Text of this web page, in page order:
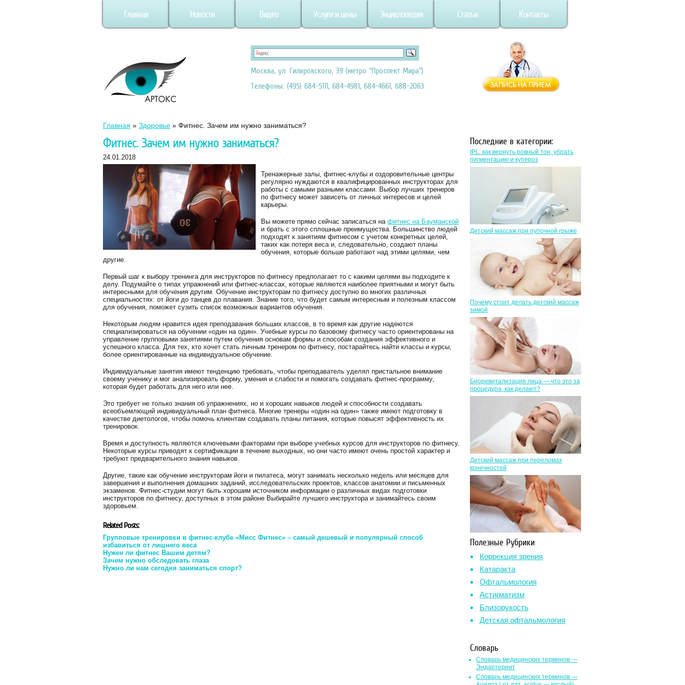
Главная Новости Видео Услуги и цены Энциклопедия Статьи Контакты
Москва, ул. Гиляровского, 39 (метро "Проспект Мира")
Телефоны: (495) 684-5111, 684-4981, 684-4661, 688-2063
Главная » Здоровье » Фитнес. Зачем им нужно заниматься?
Фитнес. Зачем им нужно заниматься?
24.01.2018
Тренажерные залы, фитнес-клубы и оздоровительные центры
регулярно нуждаются в квалифицированных инструкторах для
работы с самыми разными классами. Выбор лучших тренеров
по фитнесу может зависеть от личных интересов и целей
карьеры.
Вы можете прямо сейчас записаться на фитнес на Бауманской
и брать с этого сплошные преимущества. Большинство людей
подходят к занятиям фитнесом с учетом конкретных целей,
таких как потеря веса и, следовательно, создают планы
обучения, которые больше работают над этими целями, чем
другие.
Первый шаг к выбору тренинга для инструкторов по фитнесу предполагает то с какими целями вы подходите к
делу. Подумайте о типах упражнений или фитнес-классах, которые являются наиболее приятными и могут быть
интересными для обучения другим. Обучение инструкторам по фитнесу доступно во многих различных
специальностях: от йоги до танцев до плавания. Знание того, что будет самым интересным и полезным классом
для обучения, поможет сузить список возможных вариантов обучения.
Некоторым людям нравится идея преподавания больших классов, в то время как другие надеются
специализироваться на обучении «один на один». Учебные курсы по базовому фитнесу часто ориентированы на
управление групповыми занятиями путем обучения основам формы и способам создания эффективного и
успешного класса. Для тех, кто хочет стать личным тренером по фитнесу, постарайтесь найти классы и курсы,
более ориентированные на индивидуальное обучение.
Индивидуальные занятия имеют тенденцию требовать, чтобы преподаватель уделял пристальное внимание
своему ученику и мог анализировать форму, умения и слабости и помогать создавать фитнес-программу,
которая будет работать для него или нее.
Это требует не только знания об упражнениях, но и хороших навыков людей и способности создавать
всеобъемлющий индивидуальный план фитнеса. Многие тренеры «один на один» также имеют подготовку в
качестве диетологов, чтобы помочь клиентам создавать планы питания, которые повысят эффективность их
тренировок.
Время и доступность являются ключевыми факторами при выборе учебных курсов для инструкторов по фитнесу.
Некоторые курсы приводят к сертификации в течение выходных, но они часто имеют очень простой характер и
требуют предварительного знания навыков.
Другие, такие как обучение инструкторам йоги и пилатеса, могут занимать несколько недель или месяцев для
завершения и выполнения домашних заданий, исследовательских проектов, классов анатомии и письменных
экзаменов. Фитнес-студии могут быть хорошим источником информации о различных видах подготовки
инструкторов по фитнесу, доступных в этом районе Выбирайте лучшего инструктора и занимайтесь своим
здоровьем.
Related Posts:
Групповые тренировки в фитнес-клубе «Мисс Фитнес» – самый дешевый и популярный способ
избавиться от лишнего веса
Нужен ли фитнес Вашим детям?
Зачем нужно обследовать глаза
Нужно ли нам сегодня заниматься спорт?
Последние в категории:
IPL: как вернуть ровный тон, убрать
пигментацию и купероз
Детский массаж при пупочной грыже
Почему стоит делать детский массаж
зимой
Биоревитализация лица — что это за
процедура, как делают?
Детский массаж при переломах
конечностей
Полезные Рубрики
Коррекция зрения
Катаракта
Офтальмология
Астигматизм
Близорукость
Детская офтальмология
Словарь
Словарь медицинских терминов —
Эндартериит
Словарь медицинских терминов —